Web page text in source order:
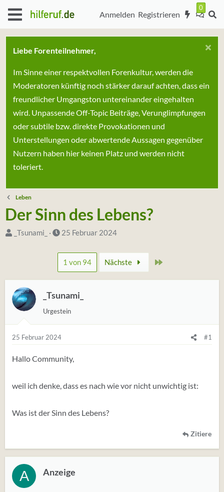
Anmelden Registrieren
Liebe Forenteilnehmer,
Im Sinne einer respektvollen Forenkultur, werden die
Moderatoren künftig noch stärker darauf achten, dass ein
freundlicher Umgangston untereinander eingehalten
wird. Unpassende Off-Topic Beiträge, Verunglimpfungen
oder subtile bzw. direkte Provokationen und
Unterstellungen oder abwertende Aussagen gegenüber
Nutzern haben hier keinen Platz und werden nicht
toleriert.
Leben
Der Sinn des Lebens?
S
t
e
r
n
_Tsunami_
D
u
m
S
t
t
25 Februar 2024
1 von 94 Nächste
_Tsunami_
Urgestein
25 Februar 2024 #1
Hallo Community,
weil ich denke, dass es nach wie vor nicht unwichtig ist:
Was ist der Sinn des Lebens?
Zitiere
A Anzeige